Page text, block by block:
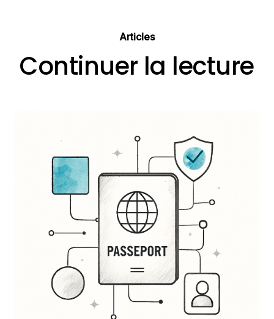
Articles
Continuer la lecture